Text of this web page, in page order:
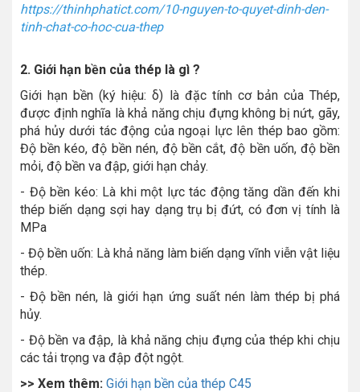
https://thinhphatict.com/10-nguyen-to-quyet-dinh-den-
tinh-chat-co-hoc-cua-thep
2. Giới hạn bền của thép là gì ?
Giới hạn bền (ký hiệu: δ) là đặc tính cơ bản của Thép,
được định nghĩa là khả năng chịu đựng không bị nứt, gãy,
phá hủy dưới tác động của ngoại lực lên thép bao gồm:
Độ bền kéo, độ bền nén, độ bền cắt, độ bền uốn, độ bền
mỏi, độ bền va đập, giới hạn chảy.
- Độ bền kéo: Là khi một lực tác động tăng dần đến khi
thép biến dạng sợi hay dạng trụ bị đứt, có đơn vị tính là
MPa
- Độ bền uốn: Là khả năng làm biến dạng vĩnh viễn vật liệu
thép.
- Độ bền nén, là giới hạn ứng suất nén làm thép bị phá
hủy.
- Độ bền va đập, là khả năng chịu đựng của thép khi chịu
các tải trọng va đập đột ngột.
>> Xem thêm: Giới hạn bền của thép C45